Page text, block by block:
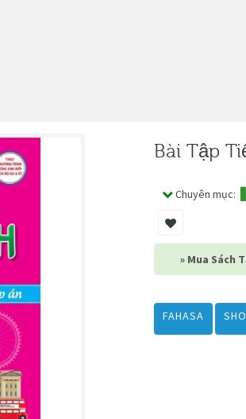
Bài Tập
Chuyên mục:
» Mua Sách
FAHASA